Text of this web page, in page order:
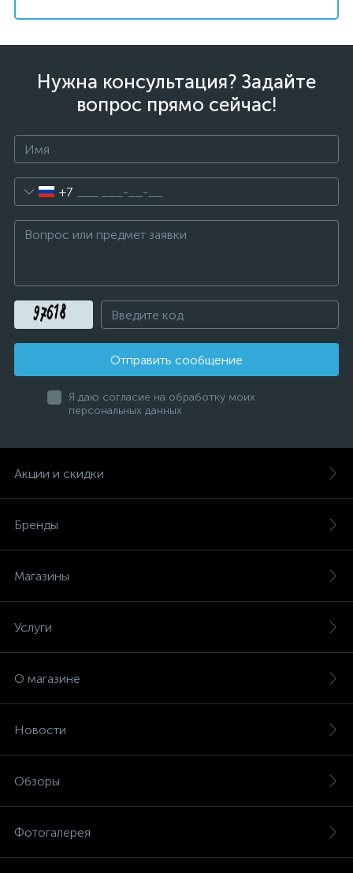
Нужна консультация? Задайте
вопрос прямо сейчас!
+7
Отправить сообщение
Я даю согласие на обработку моих
персональных данных
Акции и скидки
Бренды
Магазины
Услуги
О магазине
Новости
Обзоры
Фотогалерея